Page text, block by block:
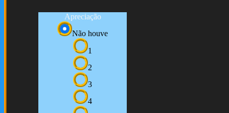
Apreciação
Não houve
1
2
3
4